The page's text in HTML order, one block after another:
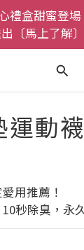
折起｜滿額再
立即了解〕
禮盒甜蜜登
〔馬上了解〕
送進爸爸的
好〔馬上了解〕
折起｜滿額再
立即了解〕
運動
用推薦！
秒除臭，永